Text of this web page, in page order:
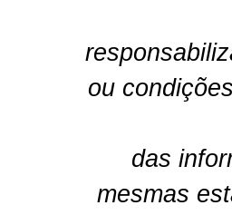
ou
das
mesmas